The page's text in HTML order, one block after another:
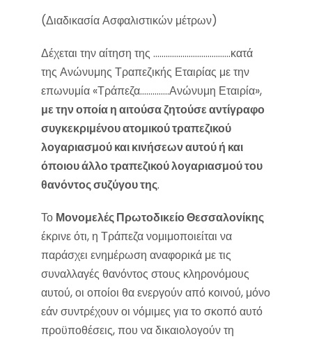
(Διαδικασία Ασφαλιστικών μέτρων)
Δέχεται την αίτηση της ……………………………….κατά
της Ανώνυμης Τραπεζικής Εταιρίας με την
επωνυμία «Τράπεζα…………..Ανώνυμη Εταιρία»,
με την οποία η αιτούσα ζητούσε αντίγραφο
συγκεκριμένου ατομικού τραπεζικού
λογαριασμού και κινήσεων αυτού ή και
όποιου άλλο τραπεζικού λογαριασμού του
θανόντος συζύγου της.
Το Μονομελές Πρωτοδικείο Θεσσαλονίκης
έκρινε ότι, η Τράπεζα νομιμοποιείται να
παράσχει ενημέρωση αναφορικά με τις
συναλλαγές θανόντος στους κληρονόμους
αυτού, οι οποίοι θα ενεργούν από κοινού, μόνο
εάν συντρέχουν οι νόμιμες για το σκοπό αυτό
προϋποθέσεις, που να δικαιολογούν τη